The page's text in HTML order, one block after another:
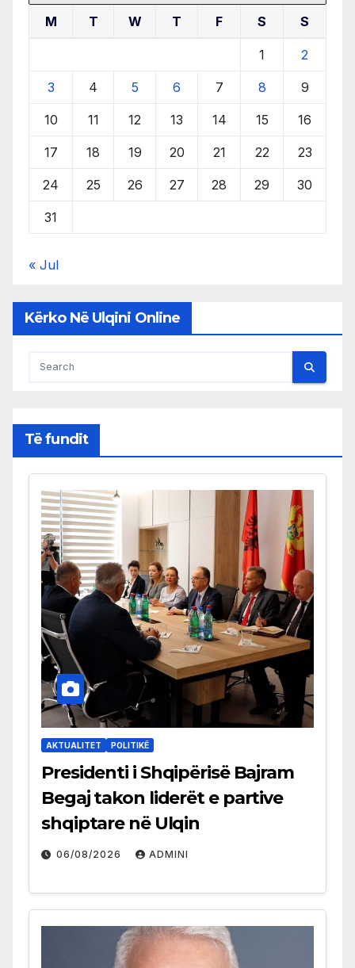
M T W T F S S
1 2
3 4 5 6 7 8 9
10 11 12 13 14 15 16
17 18 19 20 21 22 23
24 25 26 27 28 29 30
31
« Jul
Kërko Në Ulqini Online
Të fundit
AKTUALITET POLITIKË
Presidenti i Shqipërisë Bajram
Begaj takon liderët e partive
shqiptare në Ulqin
06/08/2026 ADMINI